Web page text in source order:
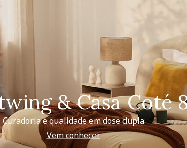
& Casa Coté
Curadoria e qualidade em dose dupla
Vem conhecer